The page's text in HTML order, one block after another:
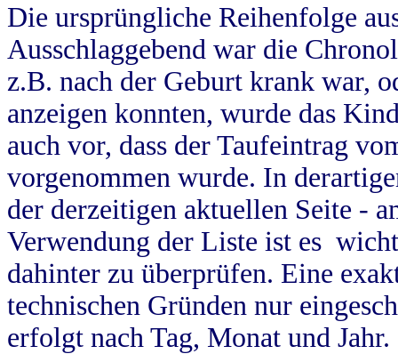
Die ursprüngliche Reihenfolge
Ausschlaggebend war die
z.B. nach der Geburt krank war,
anzeigen konnten, wurde das
auch vor, dass der Taufeintrag
vorgenommen wurde. In
der derzeitigen aktuellen Seite -
Verwendung der Liste ist es
dahinter zu überprüfen. Eine
technischen Gründen nur
erfolgt nach Tag, Monat und Jahr.